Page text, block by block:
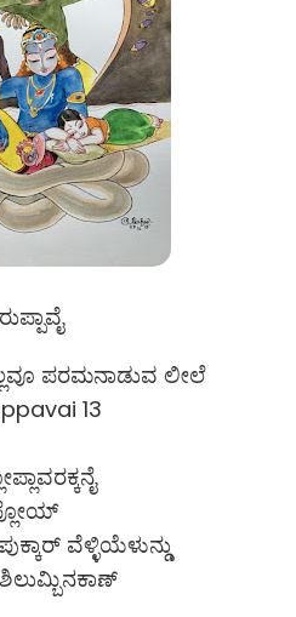
ಪರಮನಾಡುವ ಲೀಲೆ
13
ವೆಳ್ಳಿಯೆಳುನ್ಡು